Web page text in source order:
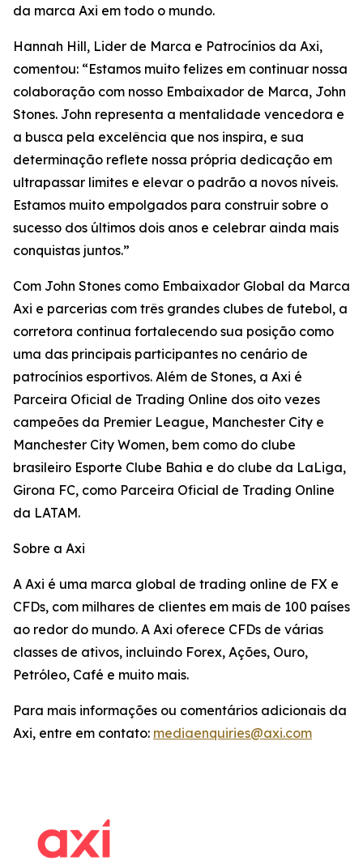
da marca Axi em todo o mundo.
Hannah Hill, Lider de Marca e Patrocínios da Axi,
comentou: “Estamos muito felizes em continuar nossa
colaboração com nosso Embaixador de Marca, John
Stones. John representa a mentalidade vencedora e
a busca pela excelência que nos inspira, e sua
determinação reflete nossa própria dedicação em
ultrapassar limites e elevar o padrão a novos níveis.
Estamos muito empolgados para construir sobre o
sucesso dos últimos dois anos e celebrar ainda mais
conquistas juntos.”
Com John Stones como Embaixador Global da Marca
Axi e parcerias com três grandes clubes de futebol, a
corretora continua fortalecendo sua posição como
uma das principais participantes no cenário de
patrocínios esportivos. Além de Stones, a Axi é
Parceira Oficial de Trading Online dos oito vezes
campeões da Premier League, Manchester City e
Manchester City Women, bem como do clube
brasileiro Esporte Clube Bahia e do clube da LaLiga,
Girona FC, como Parceira Oficial de Trading Online
da LATAM.
Sobre a Axi
A Axi é uma marca global de trading online de FX e
CFDs, com milhares de clientes em mais de 100 países
ao redor do mundo. A Axi oferece CFDs de várias
classes de ativos, incluindo Forex, Ações, Ouro,
Petróleo, Café e muito mais.
Para mais informações ou comentários adicionais da
Axi, entre em contato: mediaenquiries@axi.com